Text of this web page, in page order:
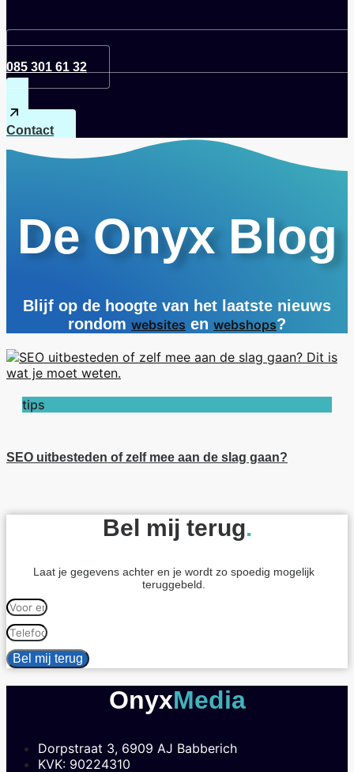
085 301 61 32
Contact
De Onyx Blog
Blijf op de hoogte van het laatste nieuws
rondom websites en webshops?
tips
SEO uitbesteden of zelf mee aan de slag gaan?
Bel mij terug.
Laat je gegevens achter en je wordt zo spoedig mogelijk
teruggebeld.
Bel mij terug
OnyxMedia
Dorpstraat 3, 6909 AJ Babberich
KVK: 90224310